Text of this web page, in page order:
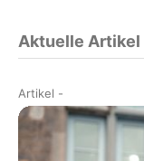
Aktuelle Artikel
Artikel -